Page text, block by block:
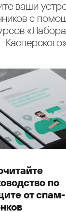
ваши
с
по
от спам-